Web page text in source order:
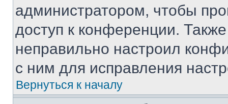
администратором, чтобы
доступ к конференции.
неправильно настроил
с ним для исправления
Вернуться к началу